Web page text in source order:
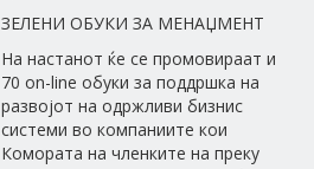
ЗЕЛЕНИ ОБУКИ ЗА МЕНАЏМЕНТ
На настанот ќе се промовираат и
70 on-line обуки за поддршка на
развојот на одржливи бизнис
системи во компаниите кои
Комората на членките на преку